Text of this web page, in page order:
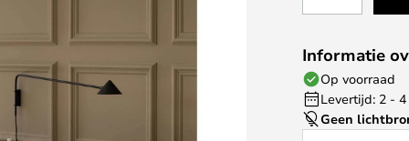
Informatie
Op voorraad
Levertijd: 2 -
Geen